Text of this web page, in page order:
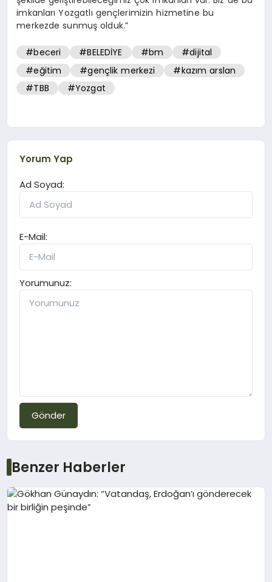
imkanları Yozgatlı gençlerimizin hizmetine bu
merkezde sunmuş olduk.”
#beceri #BELEDİYE #bm
#dijital
#eğitim
#gençlik merkezi
#kazım arslan
#TBB
#Yozgat
Yorum Yap
Ad Soyad:
E-Mail:
Yorumunuz:
Gönder
Benzer Haberler